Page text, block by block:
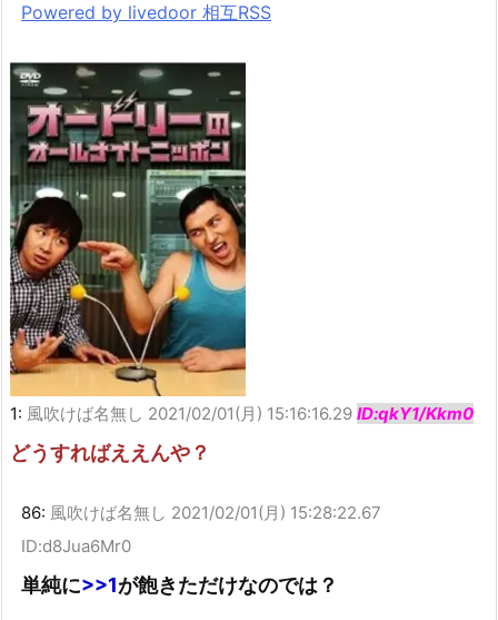
Powered by livedoor 相互RSS
1: 風吹けば名無し 2021/02/01(月) 15:16:16.29 ID:qkY1/Kkm0
どうすればええんや？
86: 風吹けば名無し 2021/02/01(月) 15:28:22.67
ID:d8Jua6Mr0
単純に>>1が飽きただけなのでは？